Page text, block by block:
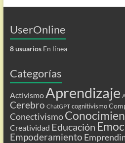
UserOnline
8 usuariosEn línea
Categorías
Activismo Aprendizaje
Cerebro ChatGPT cognitivismo
Conectivismo
Creatividad Educación
Empoderamiento